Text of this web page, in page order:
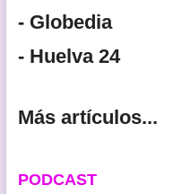
- Globedia
- Huelva 24
Más artículos...
PODCAST